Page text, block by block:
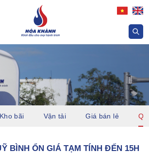
Kho bãi Vận tải Giá bán lẻ
BÌNH ỔN GIÁ TẠM TÍNH ĐẾN 15H